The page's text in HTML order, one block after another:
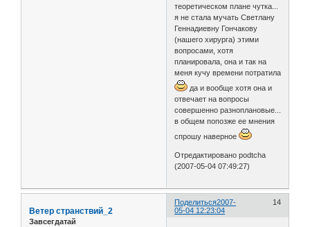
теоретическом плане чутка...
я не стала мучать Светлану
Геннадиевну Гончакову
(нашего хирурга) этими
вопросами, хотя
планировала, она и так на
меня кучу времени потратила
да и вообще хотя она и
отвечает на вопросы
совершенно разноплановые...
в общем попозже ее мнения
спрошу наверное
Отредактировано podtcha
(2007-05-04 07:49:27)
Поделиться 14
2007-
05-04 12:23:04
Ветер странствий_2
Завсегдатай